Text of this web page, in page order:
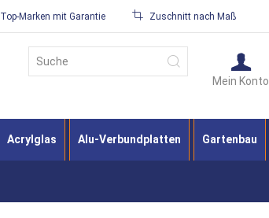
Top-Marken mit Garantie Zuschnitt nach Maß
Mein Konto
Suche
Acrylglas Alu-Verbundplatten Gartenbau